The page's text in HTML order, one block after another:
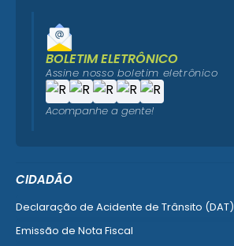
CIDADÃO
Declaração de Acidente de Trânsito (DAT)
Emissão de Nota Fiscal
BOLETIM ELETRÔNICO
Assine nosso boletim eletrônico
Acompanhe a gente!